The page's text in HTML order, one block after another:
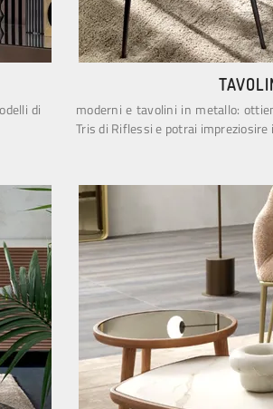
di
moderni e tavolini in metallo:
Tris di Riflessi e potrai